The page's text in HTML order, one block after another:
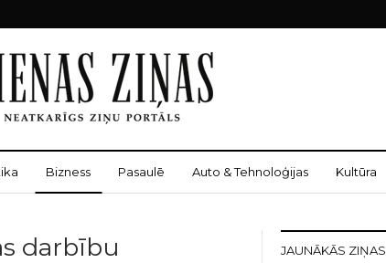
Bizness Pasaulē Auto & Tehnoloģijas Kultūra
darbību JAUNĀKĀS ZIŅAS